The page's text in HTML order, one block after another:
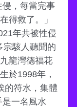
，每當完事
得救了。」
年共被性侵
宗駭人聽聞的
龍灣德福花
於1998年，
的符水，集體
一名風水